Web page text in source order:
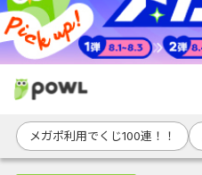
メガポ利用でくじ100連！！